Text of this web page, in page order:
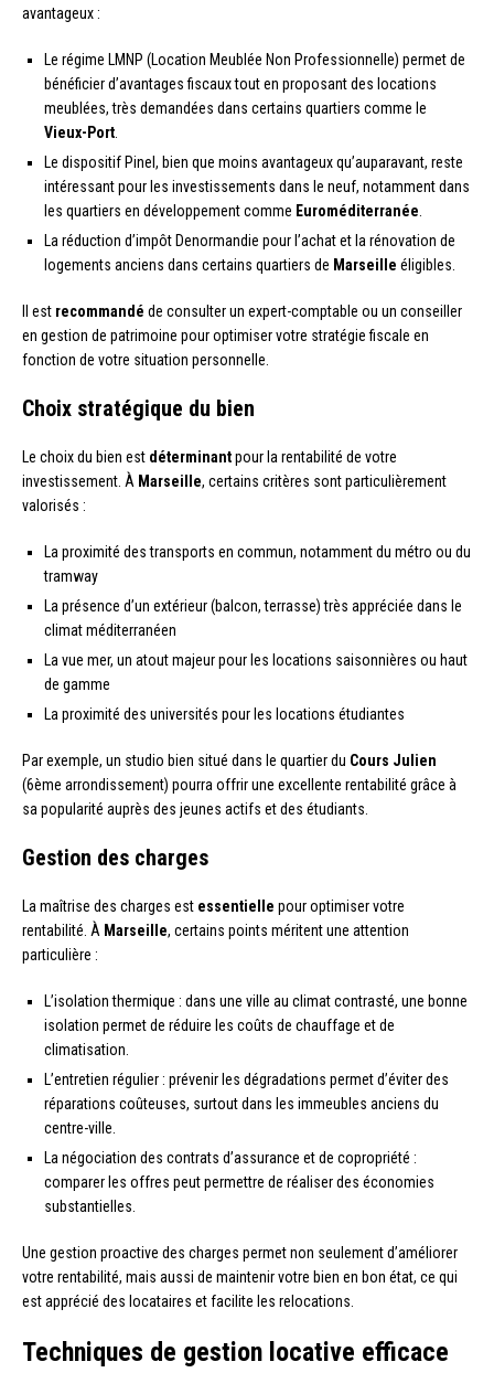
avantageux :
Le régime LMNP (Location Meublée Non Professionnelle) permet de
bénéficier d’avantages fiscaux tout en proposant des locations
meublées, très demandées dans certains quartiers comme le
Vieux-Port.
Le dispositif Pinel, bien que moins avantageux qu’auparavant, reste
intéressant pour les investissements dans le neuf, notamment dans
les quartiers en développement comme Euroméditerranée.
La réduction d’impôt Denormandie pour l’achat et la rénovation de
logements anciens dans certains quartiers de Marseille éligibles.
Il est recommandé de consulter un expert-comptable ou un conseiller
en gestion de patrimoine pour optimiser votre stratégie fiscale en
fonction de votre situation personnelle.
Choix stratégique du bien
Le choix du bien est déterminantpour la rentabilité de votre
investissement. À Marseille, certains critères sont particulièrement
valorisés :
La proximité des transports en commun, notamment du métro ou du
tramway
La présence d’un extérieur (balcon, terrasse) très appréciée dans le
climat méditerranéen
La vue mer, un atout majeur pour les locations saisonnières ou haut
de gamme
La proximité des universités pour les locations étudiantes
Par exemple, un studio bien situé dans le quartier du Cours Julien
(6ème arrondissement) pourra offrir une excellente rentabilité grâce à
sa popularité auprès des jeunes actifs et des étudiants.
Gestion des charges
La maîtrise des charges est essentielle pour optimiser votre
rentabilité. À Marseille, certains points méritent une attention
particulière :
L’isolation thermique : dans une ville au climat contrasté, une bonne
isolation permet de réduire les coûts de chauffage et de
climatisation.
L’entretien régulier : prévenir les dégradations permet d’éviter des
réparations coûteuses, surtout dans les immeubles anciens du
centre-ville.
La négociation des contrats d’assurance et de copropriété :
comparer les offres peut permettre de réaliser des économies
substantielles.
Une gestion proactive des charges permet non seulement d’améliorer
votre rentabilité, mais aussi de maintenir votre bien en bon état, ce qui
est apprécié des locataires et facilite les relocations.
Techniques de gestion locative efficace